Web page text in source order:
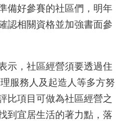
備好參賽的社區們，明年
認相關資格並加強書面參
，社區經營須要透過住
服務人及起造人等多方努
比項目可做為社區經營之
到宜居生活的著力點，落